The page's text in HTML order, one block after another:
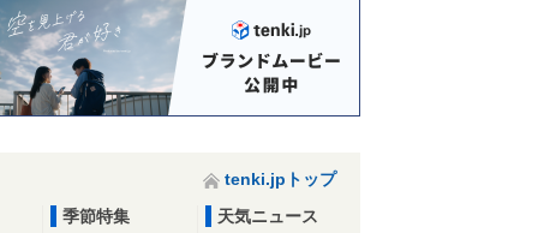
tenki.jpトップ
季節特集
天気ニュース